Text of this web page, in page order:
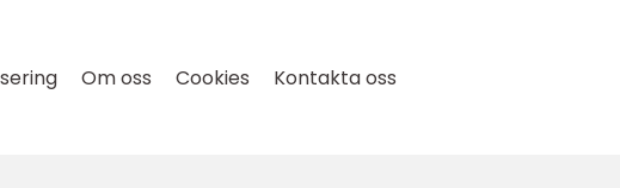
Om oss Cookies Kontakta oss